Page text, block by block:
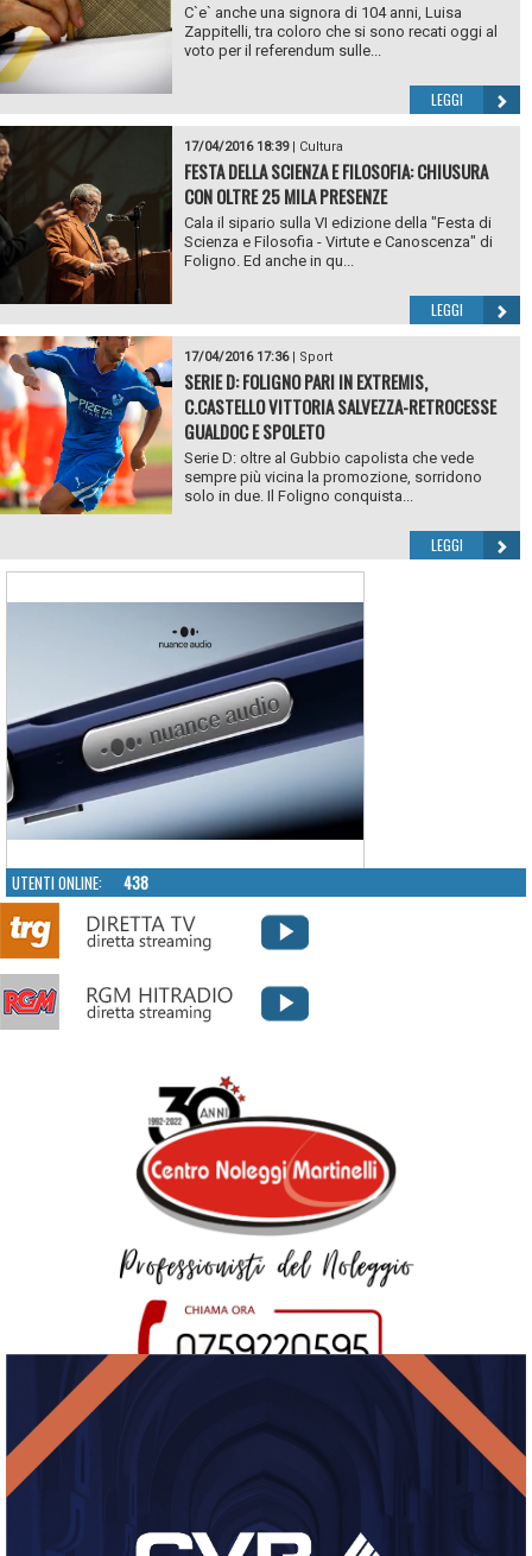
C`e` anche una signora di 104 anni, Luisa
Zappitelli, tra coloro che si sono recati oggi al
voto per il referendum sulle...
LEGGI
17/04/2016 18:39| Cultura
FESTA DELLA SCIENZA E FILOSOFIA: CHIUSURA
CON OLTRE 25 MILA PRESENZE
Cala il sipario sulla VI edizione della "Festa di
Scienza e Filosofia - Virtute e Canoscenza" di
Foligno. Ed anche in qu...
LEGGI
17/04/2016 17:36| Sport
SERIE D: FOLIGNO PARI IN EXTREMIS,
C.CASTELLO VITTORIA SALVEZZA-RETROCESSE
GUALDOC E SPOLETO
Serie D: oltre al Gubbio capolista che vede
sempre più vicina la promozione, sorridono
solo in due. Il Foligno conquista...
LEGGI
UTENTI ONLINE: 438